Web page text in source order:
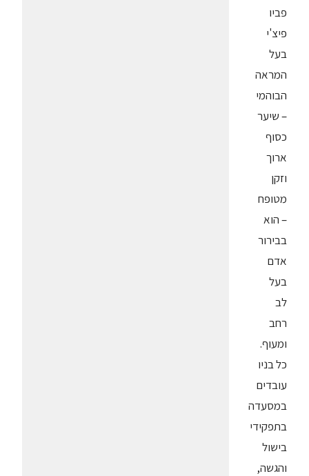
פביו
פיצ'י
בעל
המראה
הבוהמי
– שיער
כסוף
ארוך
וזקן
מטופח
– הוא
בבירור
אדם
בעל
לב
רחב
ומעוף.
כל בניו
עובדים
במסעדה
בתפקידי
בישול
והגשה,